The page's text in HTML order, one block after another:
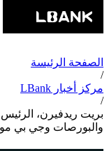
الصفحة الرئيسة
/
مركز أخبار LBank
/
بريت ريدفيرن، الرئيس
والبورصات وجي بي